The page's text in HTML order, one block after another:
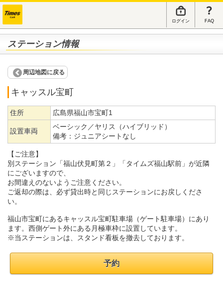
ログイン FAQ
ステーション情報
周辺地図に戻る
キャッスル宝町
住所 広島県福山市宝町1
設置車両
ベーシック／ヤリス（ハイブリッド）
備考： ジュニアシートなし
【ご注意】
別ステーション「福山伏見町第２」「タイムズ福山駅前」が近隣
にございますので、
お間違えのないようご注意ください。
ご返却の際は、必ず貸出時と同じステーションにお戻しくださ
い。
福山市宝町にあるキャッスル宝町駐車場（ゲート駐車場）にあり
ます。西側ゲート外にある月極車枠に設置しています。
※当ステーションは、スタンド看板を撤去しております。
予約